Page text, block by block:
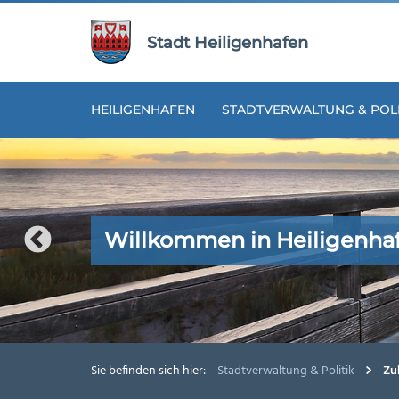
Stadt Heiligenhafen
HEILIGENHAFEN STADTVERWALTUNG &
Willkommen in
Willkommen in
Willkommen in
Willkommen in
Willkommen in
Sie befinden sich hier: Stadtverwaltung & Politik